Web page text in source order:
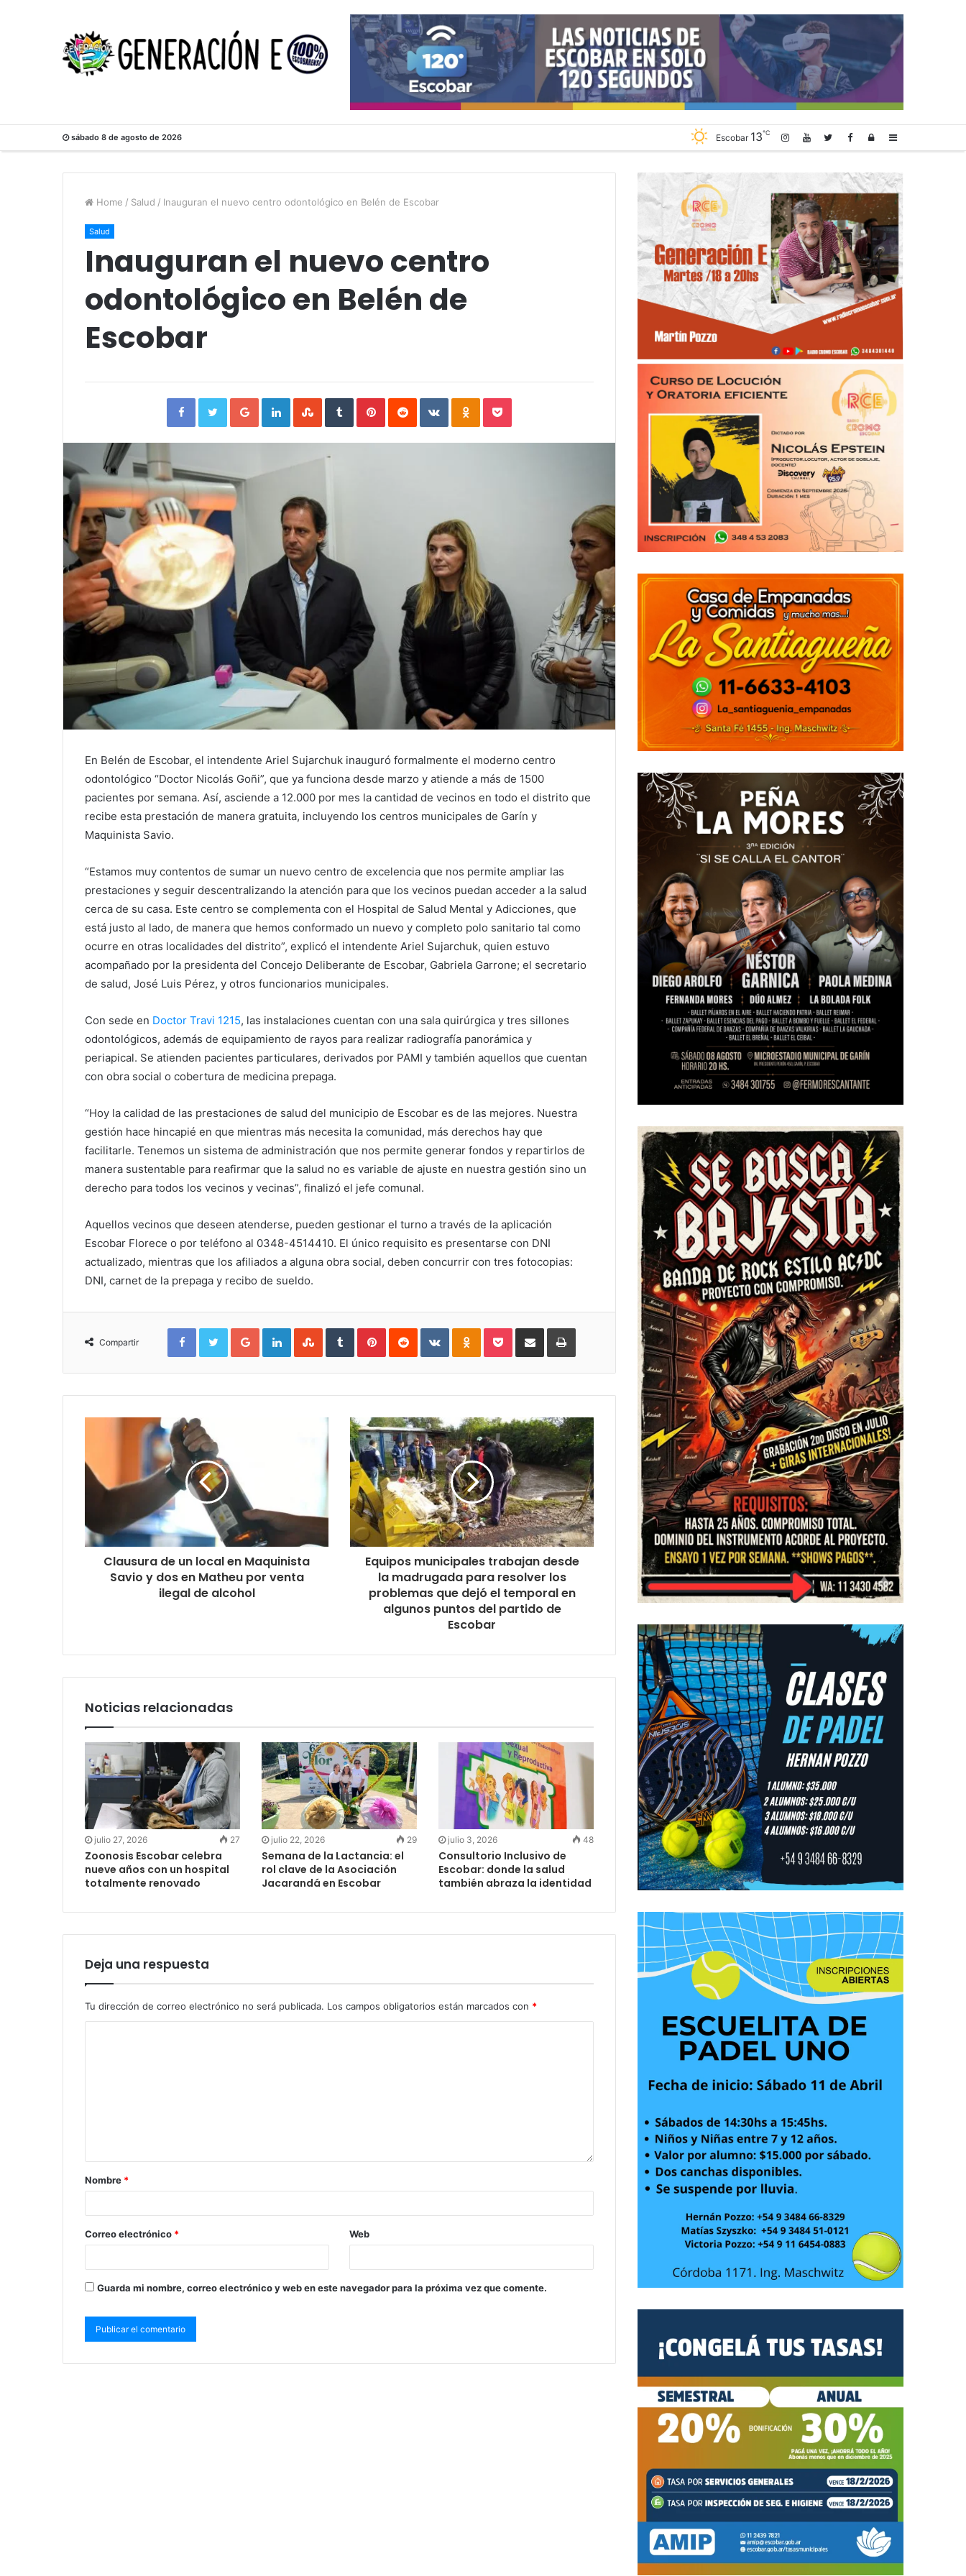
sábado 8 de agosto de 2026 Sidebar
Log
Escobar 13℃
Home / Salud / Inauguran el nuevo centro odontológico en Belén de Escobar
Salud
Inauguran el nuevo centro
odontológico en Belén de
Escobar
FacebookTwitterGoogle+LinkedInStumbleUpon
TumblrPinterestReddit VKontakteOdnoklassniki
Pocket
En Belén de Escobar, el intendente Ariel Sujarchuk inauguró formalmente el moderno centro
odontológico “Doctor Nicolás Goñi”, que ya funciona desde marzo y atiende a más de 1500
pacientes por semana. Así, asciende a 12.000 por mes la cantidad de vecinos en todo el distrito que
recibe esta prestación de manera gratuita, incluyendo los centros municipales de Garín y
Maquinista Savio.
“Estamos muy contentos de sumar un nuevo centro de excelencia que nos permite ampliar las
prestaciones y seguir descentralizando la atención para que los vecinos puedan acceder a la salud
cerca de su casa. Este centro se complementa con el Hospital de Salud Mental y Adicciones, que
está justo al lado, de manera que hemos conformado un nuevo y completo polo sanitario tal como
ocurre en otras localidades del distrito”, explicó el intendente Ariel Sujarchuk, quien estuvo
acompañado por la presidenta del Concejo Deliberante de Escobar, Gabriela Garrone; el secretario
de salud, José Luis Pérez, y otros funcionarios municipales.
Con sede en Doctor Travi 1215, las instalaciones cuentan con una sala quirúrgica y tres sillones
odontológicos, además de equipamiento de rayos para realizar radiografía panorámica y
periapical. Se atienden pacientes particulares, derivados por PAMI y también aquellos que cuentan
con obra social o cobertura de medicina prepaga.
“Hoy la calidad de las prestaciones de salud del municipio de Escobar es de las mejores. Nuestra
gestión hace hincapié en que mientras más necesita la comunidad, más derechos hay que
facilitarle. Tenemos un sistema de administración que nos permite generar fondos y repartirlos de
manera sustentable para reafirmar que la salud no es variable de ajuste en nuestra gestión sino un
derecho para todos los vecinos y vecinas”, finalizó el jefe comunal.
Aquellos vecinos que deseen atenderse, pueden gestionar el turno a través de la aplicación
Escobar Florece o por teléfono al 0348-4514410. El único requisito es presentarse con DNI
actualizado, mientras que los afiliados a alguna obra social, deben concurrir con tres fotocopias:
DNI, carnet de la prepaga y recibo de sueldo.
Compartir
FacebookTwitterGoogle+LinkedInStumbleUpon
TumblrPinterestReddit VKontakteOdnoklassniki
PocketShare
Email
Print
Clausura de un local en Maquinista
Savio y dos en Matheu por venta
ilegal de alcohol
Equipos municipales trabajan desde
la madrugada para resolver los
problemas que dejó el temporal en
algunos puntos del partido de
Escobar
Noticias relacionadas
julio 27, 2026 27
Zoonosis Escobar celebra
nueve años con un hospital
totalmente renovado
julio 22, 2026 29
Semana de la Lactancia: el
rol clave de la Asociación
Jacarandá en Escobar
julio 3, 2026 48
Consultorio Inclusivo de
Escobar: donde la salud
también abraza la identidad
Deja una respuesta
Tu dirección de correo electrónico no será publicada. Los campos obligatorios están marcados con *
Nombre *
Correo electrónico * Web
Guarda mi nombre, correo electrónico y web en este navegador para la próxima vez que comente.